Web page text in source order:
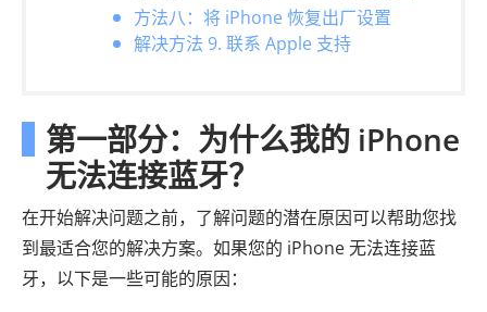
方法八：将 iPhone 恢复出厂设置
解决方法 9. 联系 Apple 支持
第一部分：为什么我的 iPhone
无法连接蓝牙？
在开始解决问题之前，了解问题的潜在原因可以帮助您找
到最适合您的解决方案。如果您的 iPhone 无法连接蓝
牙，以下是一些可能的原因：